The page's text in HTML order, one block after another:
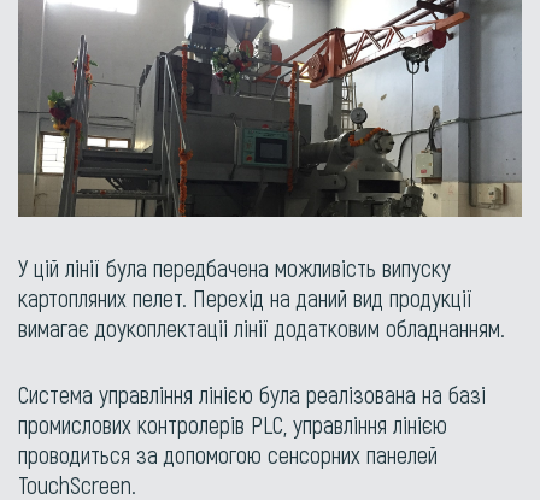
У цій лінії була передбачена можливість випуску
картопляних пелет. Перехід на даний вид продукції
вимагає доукоплектаціі лінії додатковим обладнанням.
Система управління лінією була реалізована на базі
промислових контролерів PLC, управління лінією
проводиться за допомогою сенсорних панелей
TouchScreen.